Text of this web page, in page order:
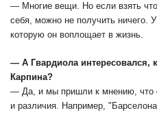
— Многие вещи. Но если взять
себя, можно не получить ничего.
которую он воплощает в жизнь.
— А Гвардиола интересовался,
Карпина?
— Да, и мы пришли к мнению, что
и различия. Например,